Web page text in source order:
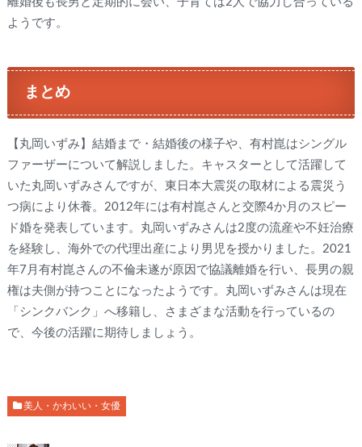
ようです。
まとめ
【丸岡いずみ】結婚まで・結婚後の様子や、有村崑はシングル
ファーザーについて解説しました。キャスターとして活躍して
いた丸岡いずみさんですが、東日本大震災の取材による震災う
つ病により休養。2012年には有村崑さんと交際4か月のスピー
ド婚を発表しています。丸岡いずみさんは2度の流産や不妊治療
を経験し、海外での代理出産により男児を授かりました。2021
年7月有村崑さんの不倫未遂が原因で協議離婚を行い、長男の親
権は夫側が持つことになったようです。丸岡いずみさんは現在
「シンクバンク」へ移籍し、さまざまな活動を行っているの
で、今後の活躍に期待しましょう。
美人・かわいい・女優